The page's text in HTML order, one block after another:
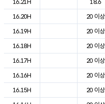
16.21H 18.6
16.20H
20 이상
16.19H
20 이상
16.18H
20 이상
16.17H
20 이상
16.16H
20 이상
16.15H
20 이상